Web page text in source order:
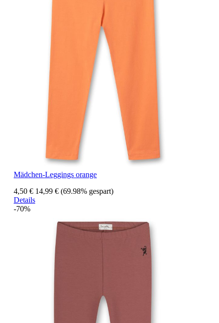
Mädchen-Leggings orange
4,50 € 14,99 € (69.98% gespart)
Details
-70%